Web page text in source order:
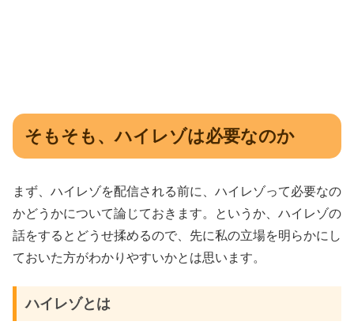
そもそも、ハイレゾは必要なのか
まず、ハイレゾを配信される前に、ハイレゾって必要なの
かどうかについて論じておきます。というか、ハイレゾの
話をするとどうせ揉めるので、先に私の立場を明らかにし
ておいた方がわかりやすいかとは思います。
ハイレゾとは